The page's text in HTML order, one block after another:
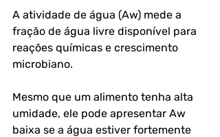
A atividade de água (Aw) mede a
fração de água livre disponível para
reações químicas e crescimento
microbiano.
Mesmo que um alimento tenha alta
umidade, ele pode apresentar Aw
baixa se a água estiver fortemente